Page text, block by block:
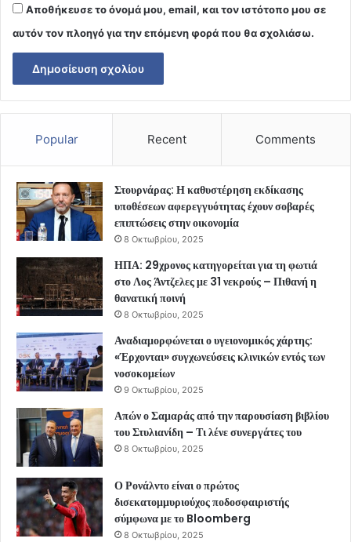
Αποθήκευσε το όνομά μου, email, και τον ιστότοπο μου σε
αυτόν τον πλοηγό για την επόμενη φορά που θα σχολιάσω.
Popular Recent Comments
Στουρνάρας: Η καθυστέρηση εκδίκασης
υποθέσεων αφερεγγυότητας έχουν σοβαρές
επιπτώσεις στην οικονομία
8 Οκτωβρίου, 2025
ΗΠΑ: 29χρονος κατηγορείται για τη φωτιά
στο Λος Άντζελες με 31 νεκρούς – Πιθανή η
θανατική ποινή
8 Οκτωβρίου, 2025
Αναδιαμορφώνεται ο υγειονομικός χάρτης:
«Έρχονται» συγχωνεύσεις κλινικών εντός των
νοσοκομείων
9 Οκτωβρίου, 2025
Απών ο Σαμαράς από την παρουσίαση βιβλίου
του Στυλιανίδη – Τι λένε συνεργάτες του
8 Οκτωβρίου, 2025
Ο Ρονάλντο είναι ο πρώτος
δισεκατομμυριούχος ποδοσφαιριστής
σύμφωνα με το Bloomberg
8 Οκτωβρίου, 2025